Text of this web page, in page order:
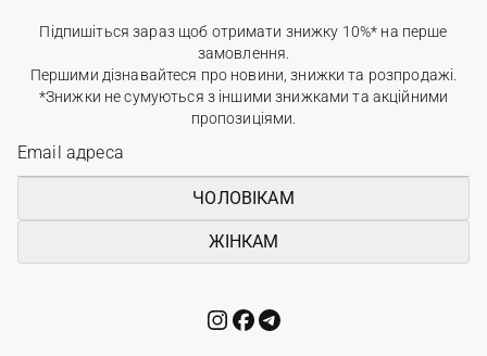
Підпишіться зараз щоб отримати знижку 10%* на перше
замовлення.
Першими дізнавайтеся про новини, знижки та розпродажі.
*Знижки не сумуються з іншими знижками та акційними
пропозиціями.
ЧОЛОВІКАМ
ЖІНКАМ